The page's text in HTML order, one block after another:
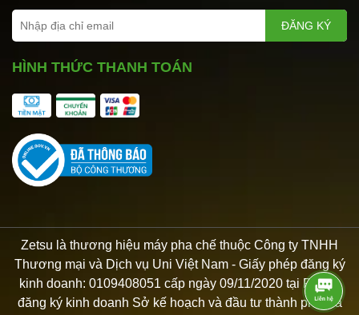
ĐĂNG KÝ
HÌNH THỨC THANH TOÁN
Zetsu là thương hiệu máy pha chế thuộc Công ty TNHH
Thương mại và Dịch vụ Uni Việt Nam - Giấy phép đăng ký
kinh doanh: 0109408051 cấp ngày 09/11/2020 tại Phòng
đăng ký kinh doanh Sở kế hoạch và đầu tư thành phố Hà